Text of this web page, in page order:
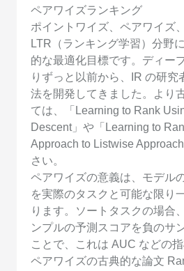
ペアワイズランキング
ポイントワイズ、ペアワイズ
LTR（ランキング学習）分野
的な最適化目標です。ディー
りずっと以前から、IR の研究
法を開発してきました。より
ては、「Learning to Rank
Descent」や「Learning to
Approach to Listwise
さい。
ペアワイズの意義は、モデル
を実際のタスクと可能な限り
ります。ソートタスクの場合
ンプルの予測スコアを負のサ
ことで、これは AUC などの指
ペアワイズの古典的な論文